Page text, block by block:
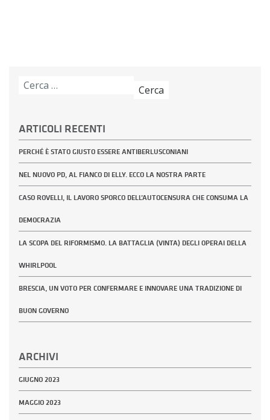
Ricerca
ARTICOLI RECENTI
PERCHÉ È STATO GIUSTO ESSERE ANTIBERLUSCONIANI
NEL NUOVO PD, AL FIANCO DI ELLY. ECCO LA NOSTRA PARTE
CASO ROVELLI, IL LAVORO SPORCO DELL’AUTOCENSURA CHE CONSUMA LA
DEMOCRAZIA
LA SCOPA DEL RIFORMISMO. LA BATTAGLIA (VINTA) DEGLI OPERAI DELLA
WHIRLPOOL
BRESCIA, UN VOTO PER CONFERMARE E INNOVARE UNA TRADIZIONE DI
BUON GOVERNO
ARCHIVI
GIUGNO 2023
MAGGIO 2023